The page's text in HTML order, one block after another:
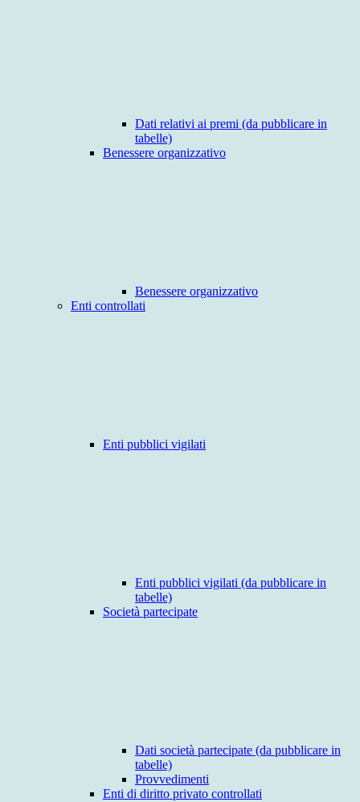
Dati relativi ai premi (da pubblicare in
tabelle)
Benessere organizzativo
Benessere organizzativo
Enti controllati
Enti pubblici vigilati
Enti pubblici vigilati (da pubblicare in
tabelle)
Società partecipate
Dati società partecipate (da pubblicare in
tabelle)
Provvedimenti
Enti di diritto privato controllati